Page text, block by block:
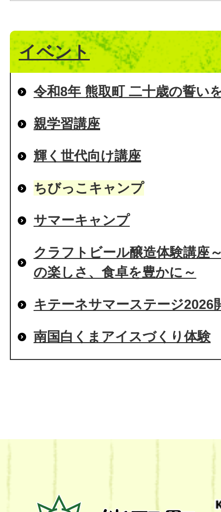
イベント
令和8年 熊取町 二十歳の誓い
親学習講座
輝く世代向け講座
ちびっこキャンプ
サマーキャンプ
クラフトビール醸造体験講座
の楽しさ、食卓を豊かに～
キテーネサマーステージ2026
南国白くまアイスづくり体験
熊